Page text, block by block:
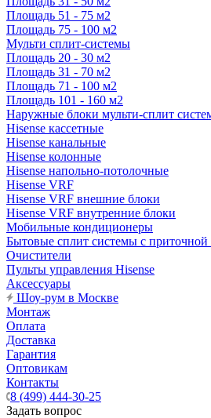
Площадь 51 - 75 м2
Площадь 75 - 100 м2
Мульти сплит-системы
Площадь 20 - 30 м2
Площадь 31 - 70 м2
Площадь 71 - 100 м2
Площадь 101 - 160 м2
Наружные блоки мульти-сплит
Hisense кассетные
Hisense канальные
Hisense колонные
Hisense напольно-потолочные
Hisense VRF
Hisense VRF внешние блоки
Hisense VRF внутренние блоки
Мобильные кондиционеры
Бытовые сплит системы с приточной
Очистители
Пульты управления Hisense
Аксессуары
Шоу-рум в Москве
Монтаж
Оплата
Доставка
Гарантия
Оптовикам
Контакты
8 (499) 444-30-25
Задать вопрос